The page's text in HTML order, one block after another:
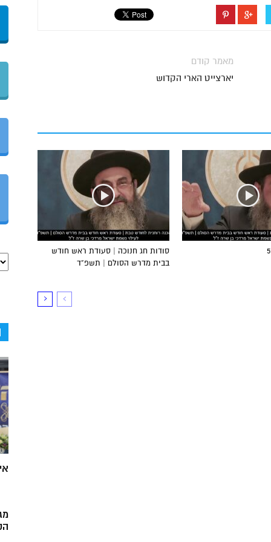
מאמר קודם
יארצייט הארי הקדוש
סודות חג חנוכה | סעודת ראש חודש
בבית מדרש הסולם | תשפ”ד